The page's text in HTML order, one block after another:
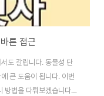
른 접근
도 갈립니다. 동물성 단
큰 도움이 됩니다. 이번
방법을 다뤄보겠습니다.